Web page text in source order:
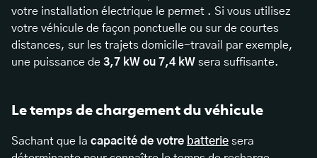
votre installation électrique le permet . Si vous utilisez
votre véhicule de façon ponctuelle ou sur de courtes
distances, sur les trajets domicile-travail par exemple,
une puissance de 3,7 kW ou 7,4 kW sera suffisante.
Le temps de chargement du véhicule
Sachant que la capacité de votre batterie sera